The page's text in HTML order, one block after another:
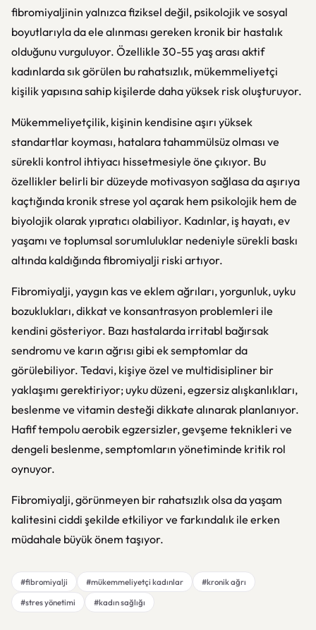
fibromiyaljinin yalnızca fiziksel değil, psikolojik ve sosyal
boyutlarıyla da ele alınması gereken kronik bir hastalık
olduğunu vurguluyor. Özellikle 30-55 yaş arası aktif
kadınlarda sık görülen bu rahatsızlık, mükemmeliyetçi
kişilik yapısına sahip kişilerde daha yüksek risk oluşturuyor.
Mükemmeliyetçilik, kişinin kendisine aşırı yüksek
standartlar koyması, hatalara tahammülsüz olması ve
sürekli kontrol ihtiyacı hissetmesiyle öne çıkıyor. Bu
özellikler belirli bir düzeyde motivasyon sağlasa da aşırıya
kaçtığında kronik strese yol açarak hem psikolojik hem de
biyolojik olarak yıpratıcı olabiliyor. Kadınlar, iş hayatı, ev
yaşamı ve toplumsal sorumluluklar nedeniyle sürekli baskı
altında kaldığında fibromiyalji riski artıyor.
Fibromiyalji, yaygın kas ve eklem ağrıları, yorgunluk, uyku
bozuklukları, dikkat ve konsantrasyon problemleri ile
kendini gösteriyor. Bazı hastalarda irritabl bağırsak
sendromu ve karın ağrısı gibi ek semptomlar da
görülebiliyor. Tedavi, kişiye özel ve multidisipliner bir
yaklaşımı gerektiriyor; uyku düzeni, egzersiz alışkanlıkları,
beslenme ve vitamin desteği dikkate alınarak planlanıyor.
Hafif tempolu aerobik egzersizler, gevşeme teknikleri ve
dengeli beslenme, semptomların yönetiminde kritik rol
oynuyor.
Fibromiyalji, görünmeyen bir rahatsızlık olsa da yaşam
kalitesini ciddi şekilde etkiliyor ve farkındalık ile erken
müdahale büyük önem taşıyor.
#fibromiyalji #mükemmeliyetçi kadınlar
#kronik ağrı
#stres yönetimi
#kadın sağlığı